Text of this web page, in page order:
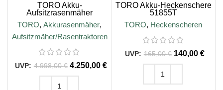
TORO Akku-
Aufsitzrasenmäher
eRS3200DC
TORO,Akkurasenmäher,
Aufsitzmäher/Rasentraktoren
4.998,00€ 4.250,00 €
TORO Akku-Heckenschere
51855T
TORO, Heckenscheren
165,00€ 140,00 €